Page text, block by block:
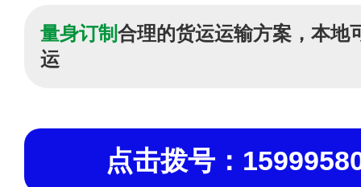
量身订制合理的货运运输方案，本地
运
点击拨号：